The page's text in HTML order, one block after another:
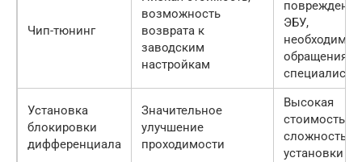
Чип-тюнинг
возможность
возврата к
заводским
настройкам
повреждения
ЭБУ,
обращения к
Установка
блокировки
дифференциала
Значительное
улучшение
проходимости
Высокая
стоимость,
сложность
установки